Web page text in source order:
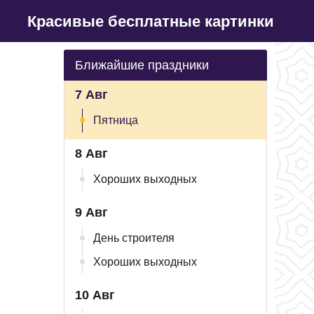
Красивые бесплатные картинки
Ближайшие праздники
7 Авг
Пятница
8 Авг
Хороших выходных
9 Авг
День строителя
Хороших выходных
10 Авг